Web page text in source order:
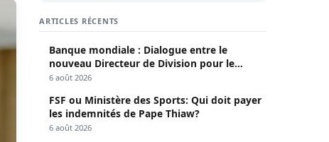
ARTICLES RÉCENTS
Banque mondiale : Dialogue entre le
nouveau Directeur de Division pour le
Sénégal et le Pr. Diomaye
6 août 2026
FSF ou Ministère des Sports: Qui doit payer
les indemnités de Pape Thiaw?
6 août 2026